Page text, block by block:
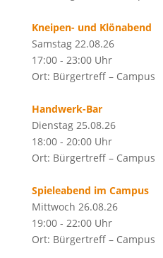
Kneipen- und Klönabend
Samstag 22.08.26
17:00 - 23:00 Uhr
Ort: Bürgertreff – Campus
Handwerk-Bar
Dienstag 25.08.26
18:00 - 20:00 Uhr
Ort: Bürgertreff – Campus
Spieleabend im Campus
Mittwoch 26.08.26
19:00 - 22:00 Uhr
Ort: Bürgertreff – Campus